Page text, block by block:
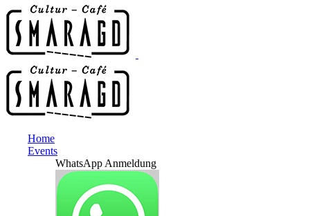
Home
Events
WhatsApp Anmeldung